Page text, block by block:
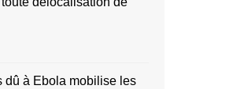
dû à Ebola mobilise les